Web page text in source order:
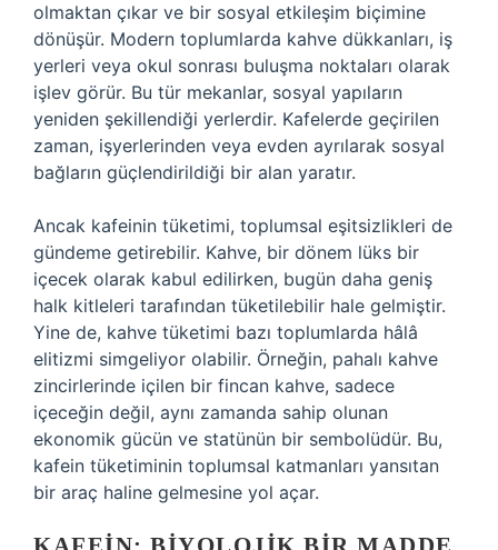
olmaktan çıkar ve bir sosyal etkileşim biçimine
dönüşür. Modern toplumlarda kahve dükkanları, iş
yerleri veya okul sonrası buluşma noktaları olarak
işlev görür. Bu tür mekanlar, sosyal yapıların
yeniden şekillendiği yerlerdir. Kafelerde geçirilen
zaman, işyerlerinden veya evden ayrılarak sosyal
bağların güçlendirildiği bir alan yaratır.
Ancak kafeinin tüketimi, toplumsal eşitsizlikleri de
gündeme getirebilir. Kahve, bir dönem lüks bir
içecek olarak kabul edilirken, bugün daha geniş
halk kitleleri tarafından tüketilebilir hale gelmiştir.
Yine de, kahve tüketimi bazı toplumlarda hâlâ
elitizmi simgeliyor olabilir. Örneğin, pahalı kahve
zincirlerinde içilen bir fincan kahve, sadece
içeceğin değil, aynı zamanda sahip olunan
ekonomik gücün ve statünün bir sembolüdür. Bu,
kafein tüketiminin toplumsal katmanları yansıtan
bir araç haline gelmesine yol açar.